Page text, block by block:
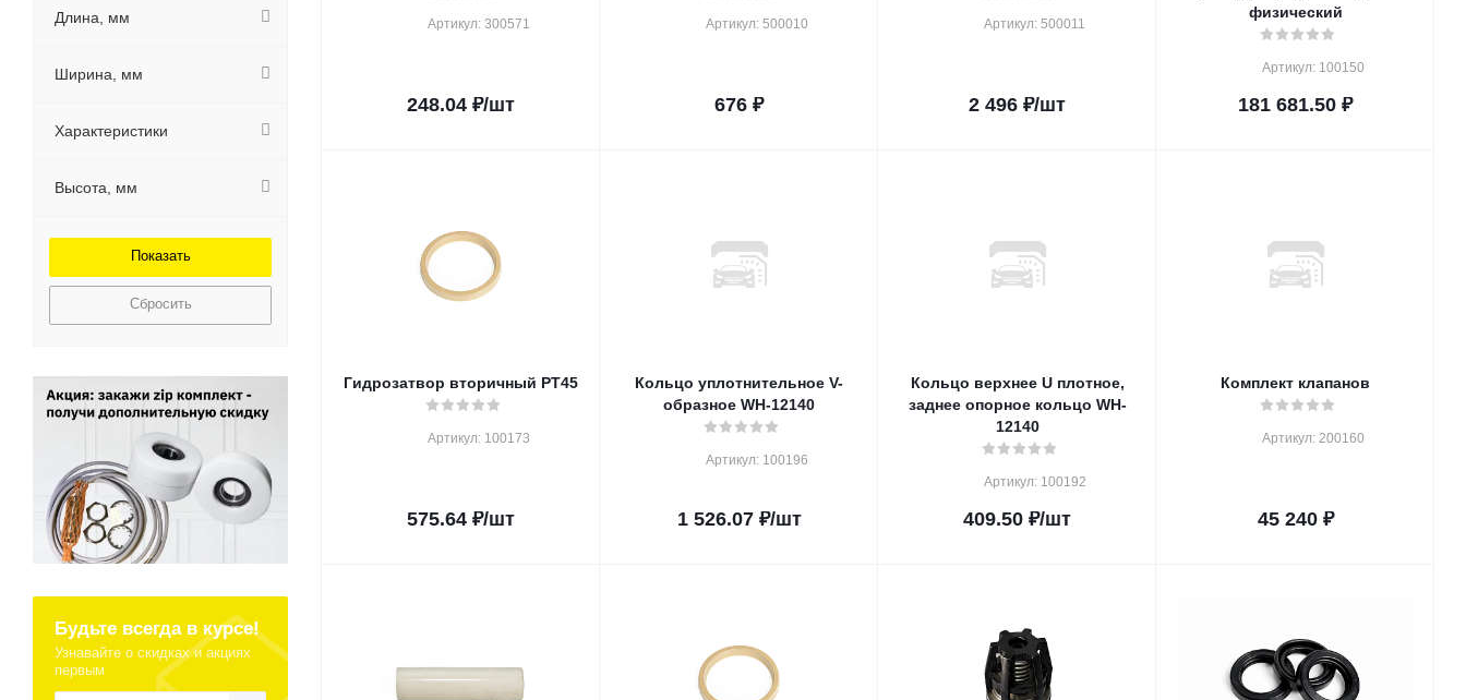
Артикул: 300571
248.04 ₽/шт
Артикул: 500010
676 ₽
Артикул: 500011
2 496 ₽/шт
физический
Артикул: 100150
181 681.50 ₽
Гидрозатвор вторичный РТ45
Артикул: 100173
575.64 ₽/шт
Кольцо уплотнительное V-
образное WH-12140
Артикул: 100196
1 526.07₽/шт
Кольцо верхнее U плотное,
заднее опорное кольцо WH-
12140
Артикул: 100192
409.50 ₽/шт
Комплект клапанов
Артикул: 200160
45 240₽
Длина, мм
Ширина, мм
Характеристики
Высота, мм
Сбросить
Будьте всегда в курсе!
Узнавайте о скидках и акциях
первым